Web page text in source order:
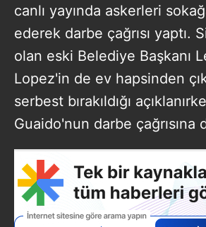
canlı yayında askerleri
ederek darbe çağrısı yaptı.
olan eski Belediye Başkanı
Lopez'in de ev hapsinden
serbest bırakıldığı
Guaido'nun darbe çağrısına